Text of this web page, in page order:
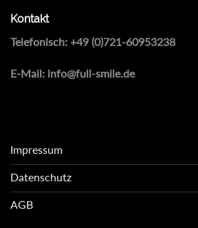
Kontakt
Telefonisch: +49 (0)721-60953238
E-Mail: info@full-smile.de
Impressum
Datenschutz
AGB